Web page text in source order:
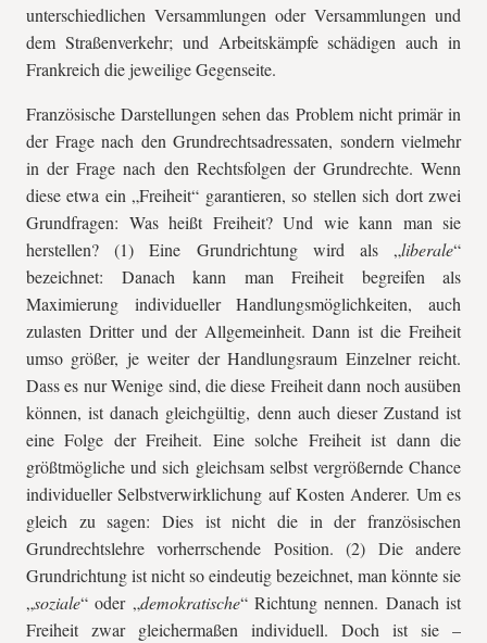
unterschiedlichen Versammlungen oder Versammlungen und
dem Straßenverkehr; und Arbeitskämpfe schädigen auch in
Frankreich die jeweilige Gegenseite.
Französische Darstellungen sehen das Problem nicht primär in
der Frage nach den Grundrechtsadressaten, sondern vielmehr
in der Frage nach den Rechtsfolgen der Grundrechte. Wenn
diese etwa ein „Freiheit“ garantieren, so stellen sich dort zwei
Grundfragen: Was heißt Freiheit? Und wie kann man sie
herstellen? (1) Eine Grundrichtung wird als „liberale“
bezeichnet: Danach kann man Freiheit begreifen als
Maximierung individueller Handlungsmöglichkeiten, auch
zulasten Dritter und der Allgemeinheit. Dann ist die Freiheit
umso größer, je weiter der Handlungsraum Einzelner reicht.
Dass es nur Wenige sind, die diese Freiheit dann noch ausüben
können, ist danach gleichgültig, denn auch dieser Zustand ist
eine Folge der Freiheit. Eine solche Freiheit ist dann die
größtmögliche und sich gleichsam selbst vergrößernde Chance
individueller Selbstverwirklichung auf Kosten Anderer. Um es
gleich zu sagen: Dies ist nicht die in der französischen
Grundrechtslehre vorherrschende Position. (2) Die andere
Grundrichtung ist nicht so eindeutig bezeichnet, man könnte sie
„soziale“ oder „demokratische“ Richtung nennen. Danach ist
Freiheit zwar gleichermaßen individuell. Doch ist sie –